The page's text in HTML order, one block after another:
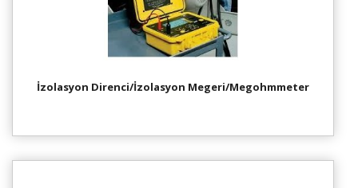
İzolasyon Direnci/İzolasyon Megeri/Megohmmeter